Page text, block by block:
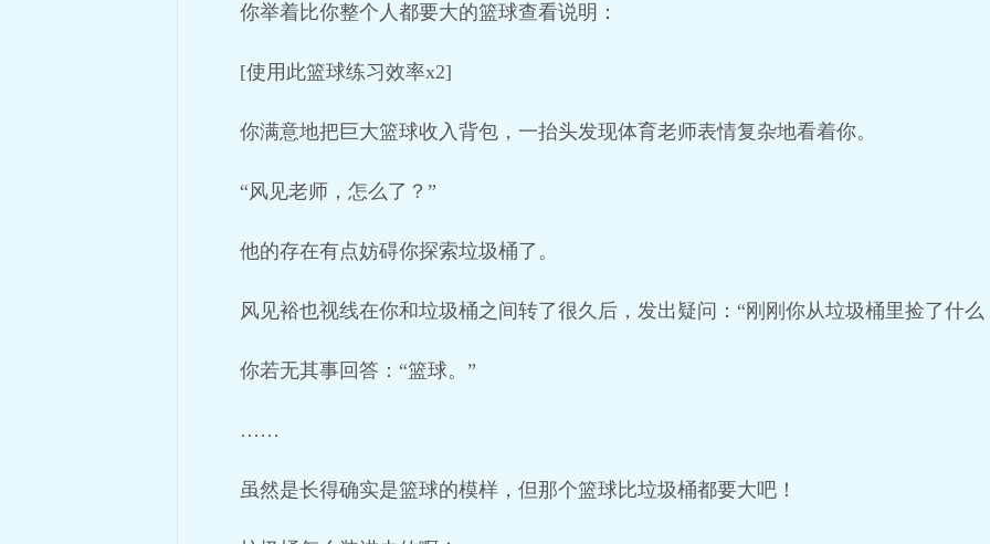
你举着比你整个人都要大的篮球查看说明：
[使用此篮球练习效率x2]
你满意地把巨大篮球收入背包，一抬头发现体育老师表情复杂地看着你。
“风见老师，怎么了？”
他的存在有点妨碍你探索垃圾桶了。
风见裕也视线在你和垃圾桶之间转了很久后，发出疑问：“刚刚你从垃圾桶里捡了什么
你若无其事回答：“篮球。”
……
虽然是长得确实是篮球的模样，但那个篮球比垃圾桶都要大吧！